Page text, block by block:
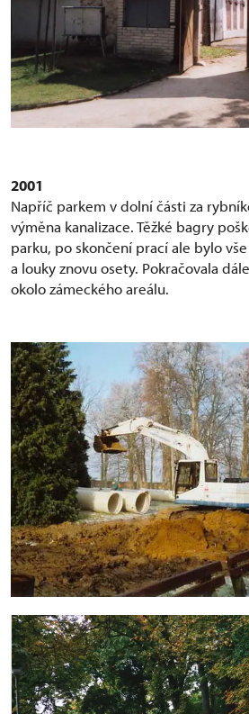
2001
Napříč parkem v dolní části za
výměna kanalizace. Těžké bagry
parku, po skončení prací ale bylo
a louky znovu osety. Pokračovala
okolo zámeckého areálu.